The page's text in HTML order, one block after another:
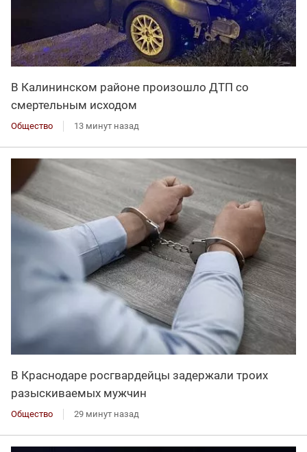
В Калининском районе произошло ДТП со
смертельным исходом
Общество 13 минут назад
В Краснодаре росгвардейцы задержали троих
разыскиваемых мужчин
Общество 29 минут назад